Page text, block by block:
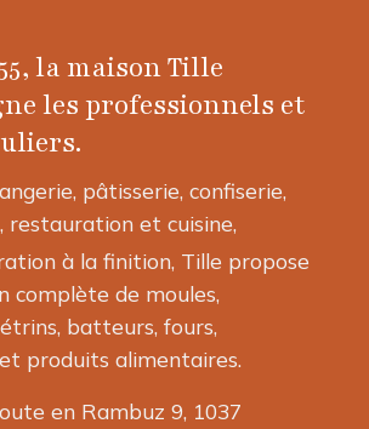
la maison Tille
les professionnels et
pâtisserie, confiserie,
restauration et cuisine,
à la finition, Tille propose
complète de moules,
batteurs, fours,
produits alimentaires.
en Rambuz 9, 1037